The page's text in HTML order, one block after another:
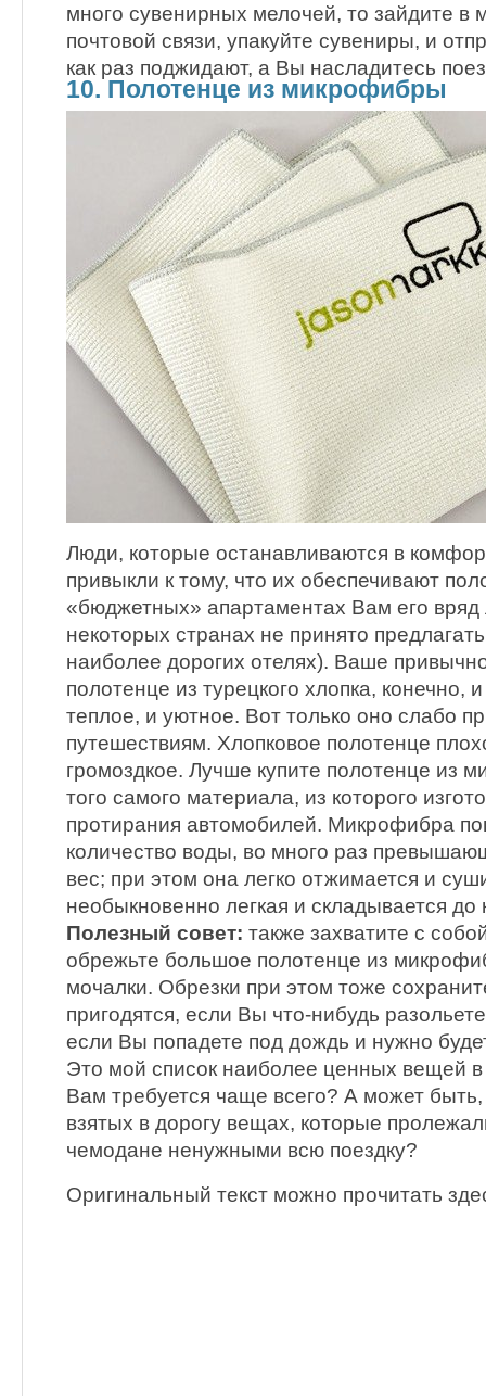
много сувенирных мелочей, то зайдите в
почтовой связи, упакуйте сувениры, и
как раз поджидают, а Вы насладитесь
10. Полотенце из микрофибры
Люди, которые останавливаются в
привыкли к тому, что их обеспечивают
«бюджетных» апартаментах Вам его вряд
некоторых странах не принято
наиболее дорогих отелях). Ваше
полотенце из турецкого хлопка, конечно,
теплое, и уютное. Вот только оно слабо
путешествиям. Хлопковое полотенце
громоздкое. Лучше купите полотенце из
того самого материала, из которого
протирания автомобилей. Микрофибра
количество воды, во много раз
вес; при этом она легко отжимается и
необыкновенно легкая и складывается
Полезный совет: также захватите с
обрежьте большое полотенце из
мочалки. Обрезки при этом тоже
пригодятся, если Вы что-нибудь
если Вы попадете под дождь и нужно
Это мой список наиболее ценных вещей
Вам требуется чаще всего? А может
взятых в дорогу вещах, которые
чемодане ненужными всю поездку?
Оригинальный текст можно прочитать